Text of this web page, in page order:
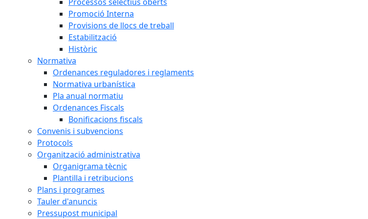
Promoció Interna
Provisions de llocs de treball
Estabilització
Històric
Normativa
Ordenances reguladores i reglaments
Normativa urbanística
Pla anual normatiu
Ordenances Fiscals
Bonificacions fiscals
Convenis i subvencions
Protocols
Organització administrativa
Organigrama tècnic
Plantilla i retribucions
Plans i programes
Tauler d'anuncis
Pressupost municipal